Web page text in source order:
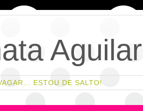
Aguilar
ESTOU DE SALTO!